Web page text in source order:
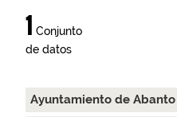
1 Conjunto
de datos
Ayuntamiento de